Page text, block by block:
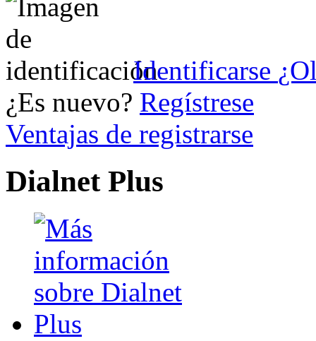
Identificarse
¿Es nuevo? Regístrese
Ventajas de registrarse
Dialnet Plus